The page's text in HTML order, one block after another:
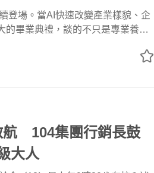
登場。當AI快速改變產業樣貌、企
的畢業典禮，談的不只是專業養
弘光科技大學、建國科技大學、崑
領袖卻不約而同指向同樣的方向：
科技之外，對人的關懷與責任
航 104集團行銷長鼓
大人